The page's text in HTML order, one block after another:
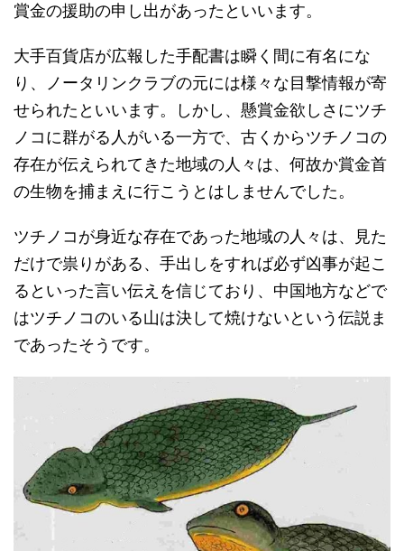
賞金の援助の申し出があったといいます。
大手百貨店が広報した手配書は瞬く間に有名にな
り、ノータリンクラブの元には様々な目撃情報が寄
せられたといいます。しかし、懸賞金欲しさにツチ
ノコに群がる人がいる一方で、古くからツチノコの
存在が伝えられてきた地域の人々は、何故か賞金首
の生物を捕まえに行こうとはしませんでした。
ツチノコが身近な存在であった地域の人々は、見た
だけで祟りがある、手出しをすれば必ず凶事が起こ
るといった言い伝えを信じており、中国地方などで
はツチノコのいる山は決して焼けないという伝説ま
であったそうです。